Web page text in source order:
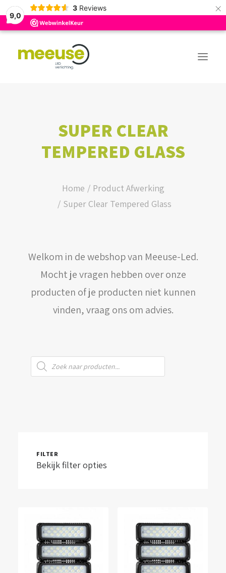
9,0
3 Reviews ×
BUDGET ASSORTIMENT
OUTLED ASSORTIMENT
SUPER CLEAR
TEMPERED GLASS
Home
Product Afwerking
Super Clear Tempered Glass
Welkom in de webshop van Meeuse-Led.
Mocht je vragen hebben over onze
producten of je producten niet kunnen
vinden, vraag ons om advies.
Producten
zoeken
FILTER
Bekijk filter opties